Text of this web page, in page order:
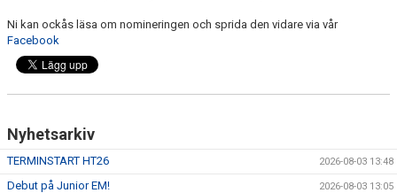
Ni kan ockås läsa om nomineringen och sprida den vidare via vår
Facebook
Nyhetsarkiv
TERMINSTART HT26 2026-08-03 13:48
Debut på Junior EM! 2026-08-03 13:05